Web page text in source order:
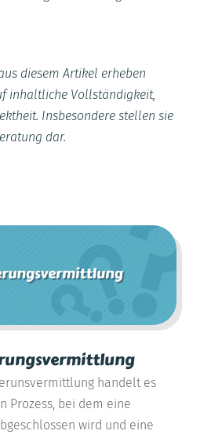
diesem Artikel erheben
inhaltliche Vollständigkeit,
Insbesondere stellen sie
dar.
handelt es
Prozess, bei dem eine
wird und eine